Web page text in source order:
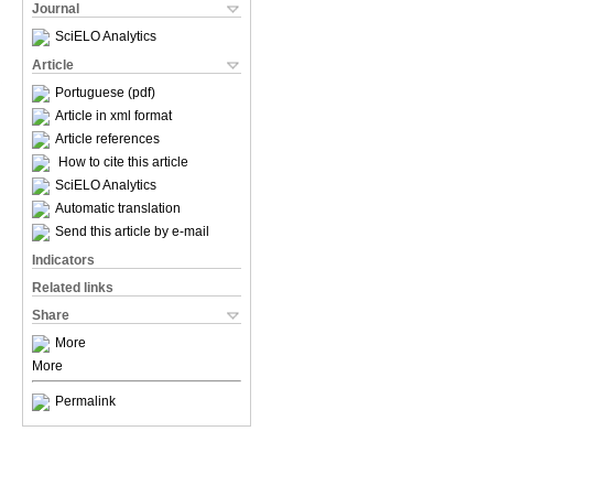
Journal
SciELO Analytics
Article
Portuguese (pdf)
Article in xml format
Article references
How to cite this article
SciELO Analytics
Automatic translation
Send this article by e-mail
Indicators
Related links
Share
More
More
Permalink